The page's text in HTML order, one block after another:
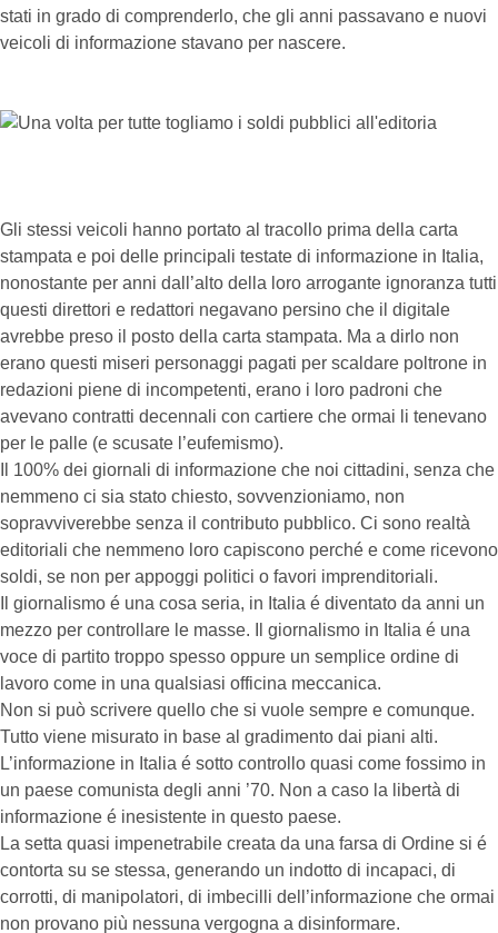
stati in grado di comprenderlo, che gli anni passavano e nuovi
veicoli di informazione stavano per nascere.
Gli stessi veicoli hanno portato al tracollo prima della carta
stampata e poi delle principali testate di informazione in Italia,
nonostante per anni dall’alto della loro arrogante ignoranza tutti
questi direttori e redattori negavano persino che il digitale
avrebbe preso il posto della carta stampata. Ma a dirlo non
erano questi miseri personaggi pagati per scaldare poltrone in
redazioni piene di incompetenti, erano i loro padroni che
avevano contratti decennali con cartiere che ormai li tenevano
per le palle (e scusate l’eufemismo).
Il 100% dei giornali di informazione che noi cittadini, senza che
nemmeno ci sia stato chiesto, sovvenzioniamo, non
sopravviverebbe senza il contributo pubblico. Ci sono realtà
editoriali che nemmeno loro capiscono perché e come ricevono
soldi, se non per appoggi politici o favori imprenditoriali.
Il giornalismo é una cosa seria, in Italia é diventato da anni un
mezzo per controllare le masse. Il giornalismo in Italia é una
voce di partito troppo spesso oppure un semplice ordine di
lavoro come in una qualsiasi officina meccanica.
Non si può scrivere quello che si vuole sempre e comunque.
Tutto viene misurato in base al gradimento dai piani alti.
L’informazione in Italia é sotto controllo quasi come fossimo in
un paese comunista degli anni ’70. Non a caso la libertà di
informazione é inesistente in questo paese.
La setta quasi impenetrabile creata da una farsa di Ordine si é
contorta su se stessa, generando un indotto di incapaci, di
corrotti, di manipolatori, di imbecilli dell’informazione che ormai
non provano più nessuna vergogna a disinformare.